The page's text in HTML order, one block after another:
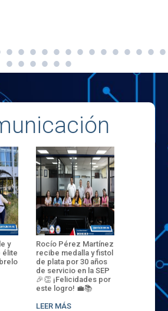
y
élite
Rocío Pérez Martínez
recibe medalla y fistol
de plata por 30 años
de servicio en la SEP
🎉👏 ¡Felicidades por
este logro! 💼📚
LEER MÁS
ENECB-
del
batalla.
32
sede